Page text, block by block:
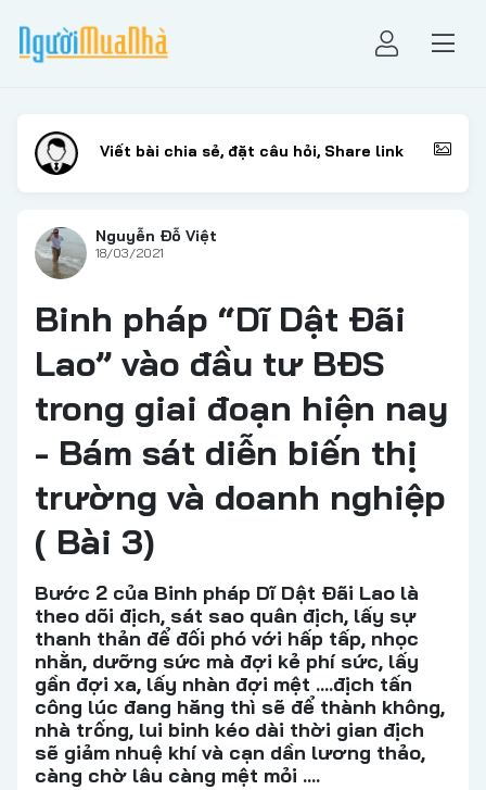
Nguyễn Đỗ Việt
18/03/2021
Binh pháp “Dĩ Dật Đãi
Lao” vào đầu tư BĐS
trong giai đoạn hiện nay
- Bám sát diễn biến thị
trường và doanh nghiệp
( Bài 3)
Bước 2 của Binh pháp Dĩ Dật Đãi Lao là
theo dõi địch, sát sao quân địch, lấy sự
thanh thản để đối phó với hấp tấp, nhọc
nhằn, dưỡng sức mà đợi kẻ phí sức, lấy
gần đợi xa, lấy nhàn đợi mệt ….địch tấn
công lúc đang hăng thì sẽ để thành không,
nhà trống, lui binh kéo dài thời gian địch
sẽ giảm nhuệ khí và cạn dần lương thảo,
càng chờ lâu càng mệt mỏi ….